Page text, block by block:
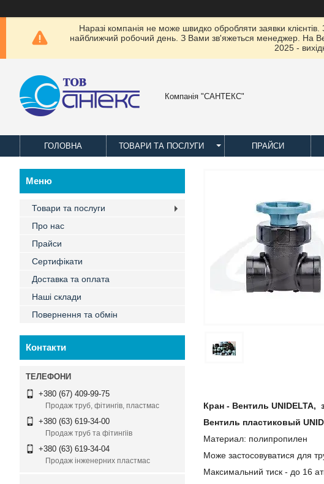
Наразі компанія не може швидко обробляти заявки
найближчий робочий день. З Вами зв'яжеться менеджер. На
2025 -
Компанія "САНТЕКС"
ГОЛОВНА ТОВАРИ ТА ПОСЛУГИ ПРАЙСИ
Кран - Вентиль UNIDELTA,
Вентиль пластиковый
Материал: полипропилен
Може застосовуватися для
Максимальний тиск - до 16
Товари та послуги
Про нас
Прайси
Сертифікати
Доставка та оплата
Наші склади
Повернення та обмін
Контакти
+380 (67) 409-99-75
Продаж труб, фітингів, пластмас
+380 (63) 619-34-00
Продаж труб та фітингіів
+380 (63) 619-34-04
Продаж інженерних пластмас